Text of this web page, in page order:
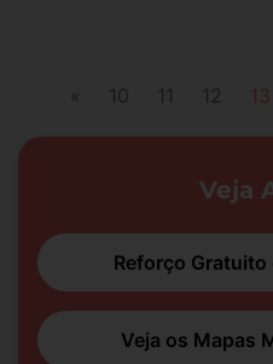
« 10 11 12 13
Veja
Reforço
Veja os Mapas